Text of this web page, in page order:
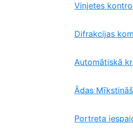
Vinjetes
Difrakcijas
Automātiskā
Ādas
Portreta